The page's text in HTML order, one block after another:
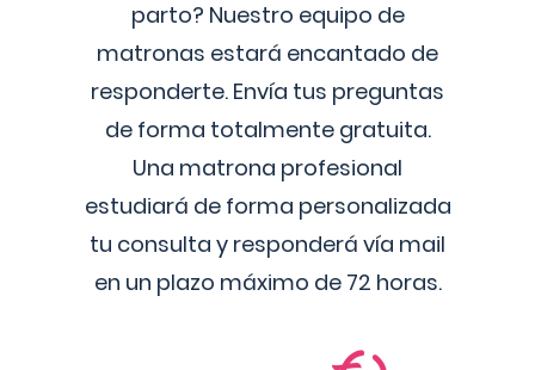
parto? Nuestro equipo de
matronas estará encantado de
responderte. Envía tus preguntas
de forma totalmente gratuita.
Una matrona profesional
estudiará de forma personalizada
tu consulta y responderá vía mail
en un plazo máximo de 72 horas.